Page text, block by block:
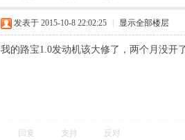
发表于 2015-10-8 22:02:25 显示全部楼层
我的路宝1.0发动机该大修了，两个月没开
回复 支持 反对